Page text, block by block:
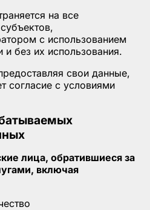
на все
с использованием
и без их использования.
свои данные,
согласие с условиями
лица, обратившиеся за
включая